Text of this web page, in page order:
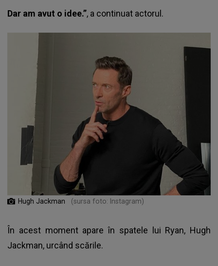
Dar am avut o idee.”, a continuat actorul.
Hugh Jackman (sursa foto: Instagram)
În acest moment apare în spatele lui Ryan, Hugh
Jackman, urcând scările.